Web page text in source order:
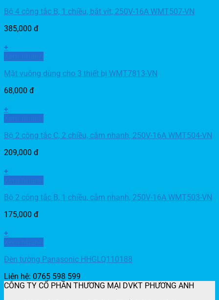
Bộ 4 công tắc B, 1 chiều, bắt vít, 250V-16A WMT507-VN
385,000 đ
+
Mặt vuông dùng cho 3 thiết bị WMT7813-VN
68,000 đ
+
Bộ 2 công tắc C, 2 chiều, cắm nhanh, 250V-16A WMT504-VN
209,000 đ
+
Bộ 2 công tắc B, 1 chiều, cắm nhanh, 250V-16A WMT503-VN
175,000 đ
+
Đèn tường Panasonic HHGLQ110188
Liên hệ: 0765 598 599
CÔNG TY CỔ PHẦN THƯƠNG MẠI DVKT PHƯƠNG ANH